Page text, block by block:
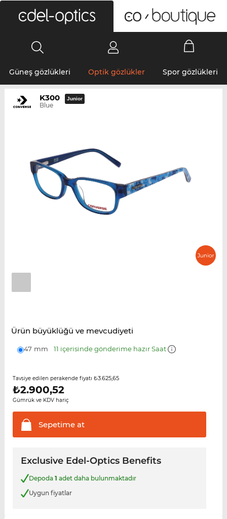
Güneş gözlükleri Optik gözlükler Spor gözlükleri
K300
Blue
Junior
Ürün büyüklüğü ve mevcudiyeti
47 mm 11 içerisinde gönderime hazır Saat
Tavsiye edilen perakende fiyatı ₺3.625,65
₺2.900,52
Gümrük ve KDV hariç
Sepetimeat
Exclusive Edel-Optics Benefits
Depoda 1 adet daha bulunmaktadır
Uygun fiyatlar